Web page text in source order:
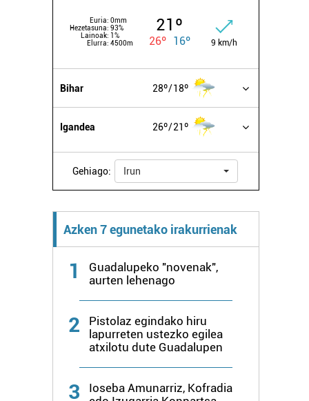
Euria: 0mm
Hezetasuna: 93%
Lainoak: 1%
Elurra: 4500m
21º
26º 16º 9 km/h
Bihar 28º 18º
Igandea 26º 21º
Gehiago: Irun
Azken 7 egunetako irakurrienak
1
Guadalupeko "novenak",
aurten lehenago
2
Pistolaz egindako hiru
lapurreten ustezko egilea
atxilotu dute Guadalupen
3
Ioseba Amunarriz, Kofradia